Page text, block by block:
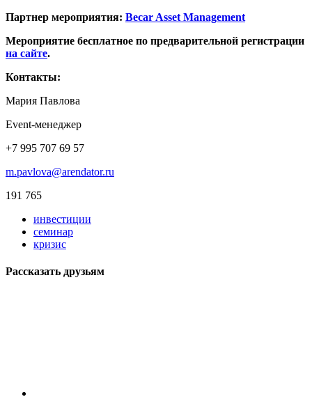
Партнер мероприятия: Becar Asset Management
Мероприятие бесплатное по предварительной регистрации
на сайте.
Контакты:
Мария Павлова
Event-менеджер
+7 995 707 69 57
m.pavlova@arendator.ru
191 765
инвестиции
семинар
кризис
Рассказать друзьям